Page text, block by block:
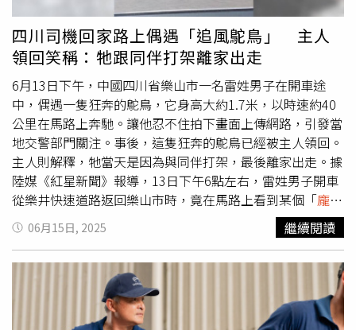
四川司機回家路上偶遇「追風鴕鳥」 主人
領回笑稱：牠跟同伴打架離家出走
6月13日下午，中國四川省樂山市一名雷姓男子在開車途
中，偶遇一隻狂奔的鴕鳥，它身高大約1.7米，以時速約40
公里在馬路上奔馳。讓他忍不住拍下畫面上傳網路，引發當
地交警部門關注。事後，這隻狂奔的鴕鳥已經被主人領回。
主人則解釋，牠當天是因為與同伴打架，最後離家出走。據
陸媒《紅星新聞》報導，13日下午6點左右，雷姓男子開車
從樂井快速道路返回樂山市時，竟在馬路上看到某個「龐然
大物
」在前面奔跑，認不住拿起手機拍攝。當他開車從旁邊
經過時，才看清楚原來是一隻鴕鳥。雷姓男子指出，這隻鴕
鳥目測大約有1.7公尺高，速度大約有每小時40公里，「可
能是天氣熱，路面很燙，所以牠跑得很快！」雷姓男子還表
示，由於當時路上車子很多，他也沒有辦法停下來關心，最
後不知道牠怎麼了。鴕鳥遛大街的畫面曝光後，引起當地網
06月15日, 2025 繼續閱讀